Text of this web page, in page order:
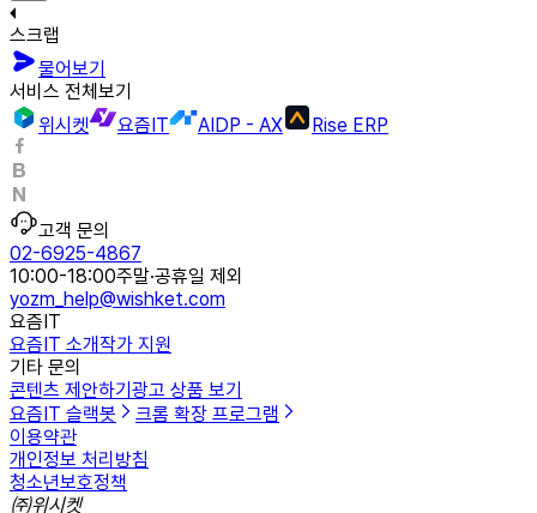
스크랩
물어보기
서비스 전체보기
위시켓
요즘IT AIDP - AX Rise ERP
고객 문의
02-6925-4867
10:00-18:00주말·공휴일 제외
yozm_help@wishket.com
요즘IT
요즘IT 소개작가 지원
기타 문의
콘텐츠 제안하기 광고 상품 보기
요즘IT 슬랙봇
크롬 확장 프로그램
이용약관
개인정보 처리방침
청소년보호정책
㈜위시켓